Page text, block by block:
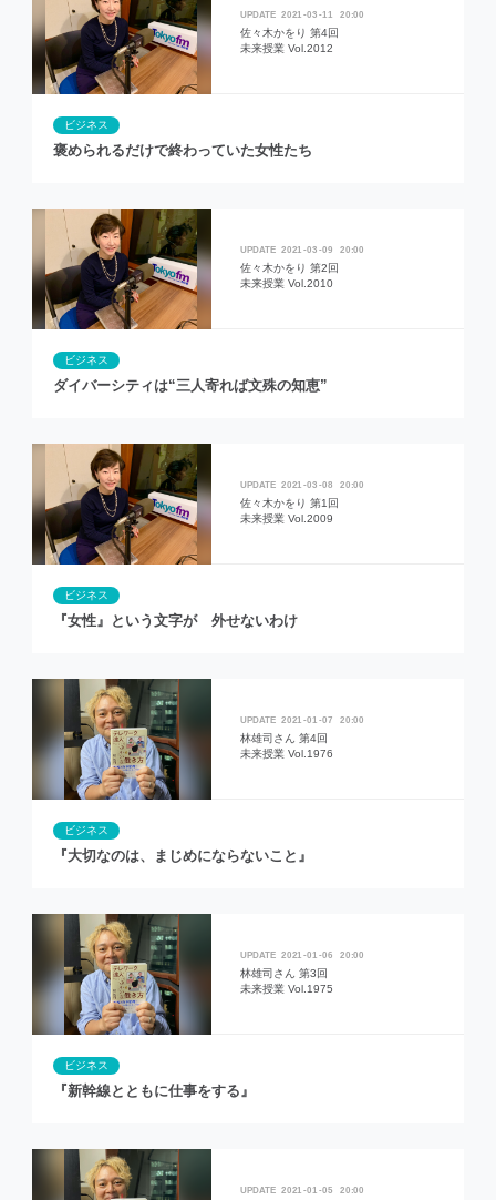
2021 03 11 20:00
佐々木かをり 第4回
未来授業 Vol.2012
ビジネス
褒められるだけで終わっていた女性たち
2021 03 09 20:00
佐々木かをり 第2回
未来授業 Vol.2010
ビジネス
ダイバーシティは“三人寄れば文殊の知恵”
2021 03 08 20:00
佐々木かをり 第1回
未来授業 Vol.2009
ビジネス
『女性』という文字が 外せないわけ
2021 01 07 20:00
林雄司さん 第4回
未来授業 Vol.1976
ビジネス
『大切なのは、まじめにならないこと』
2021 01 06 20:00
林雄司さん 第3回
未来授業 Vol.1975
ビジネス
『新幹線とともに仕事をする』
2021 01 05 20:00